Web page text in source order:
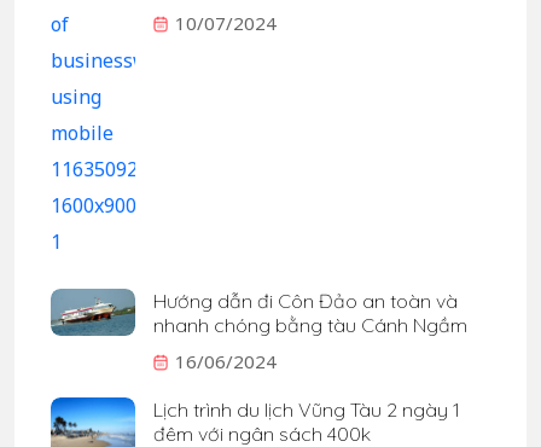
10/07/2024
Hướng dẫn đi Côn Đảo an toàn và
nhanh chóng bằng tàu Cánh Ngầm
16/06/2024
Lịch trình du lịch Vũng Tàu 2 ngày 1
đêm với ngân sách 400k